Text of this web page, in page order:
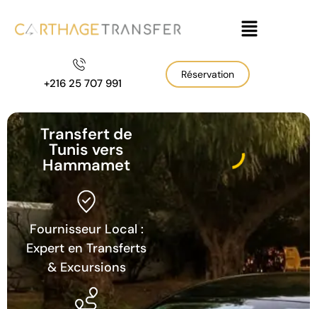
+216 25 707 991
Réservation
Transfert de
Tunis vers
Hammamet
Fournisseur Local :
Expert en Transferts
& Excursions